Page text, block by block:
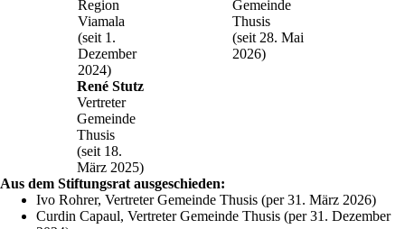
Region
Viamala
(seit 1.
Dezember
2024)
Gemeinde
Thusis
(seit 28. Mai
2026)
René Stutz
Vertreter
Gemeinde
Thusis
(seit 18.
März 2025)
Aus dem Stiftungsrat ausgeschieden:
Ivo Rohrer, Vertreter Gemeinde Thusis (per 31. März 2026)
Curdin Capaul, Vertreter Gemeinde Thusis (per 31. Dezember